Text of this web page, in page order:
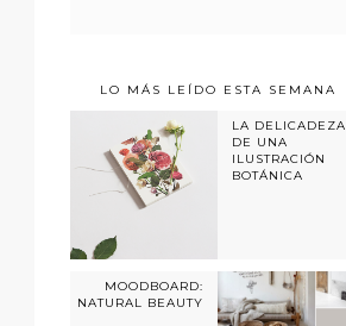
LO MÁS LEÍDO ESTA SEMANA
LA DELICADEZA
DE UNA
ILUSTRACIÓN
BOTÁNICA
MOODBOARD:
NATURAL BEAUTY